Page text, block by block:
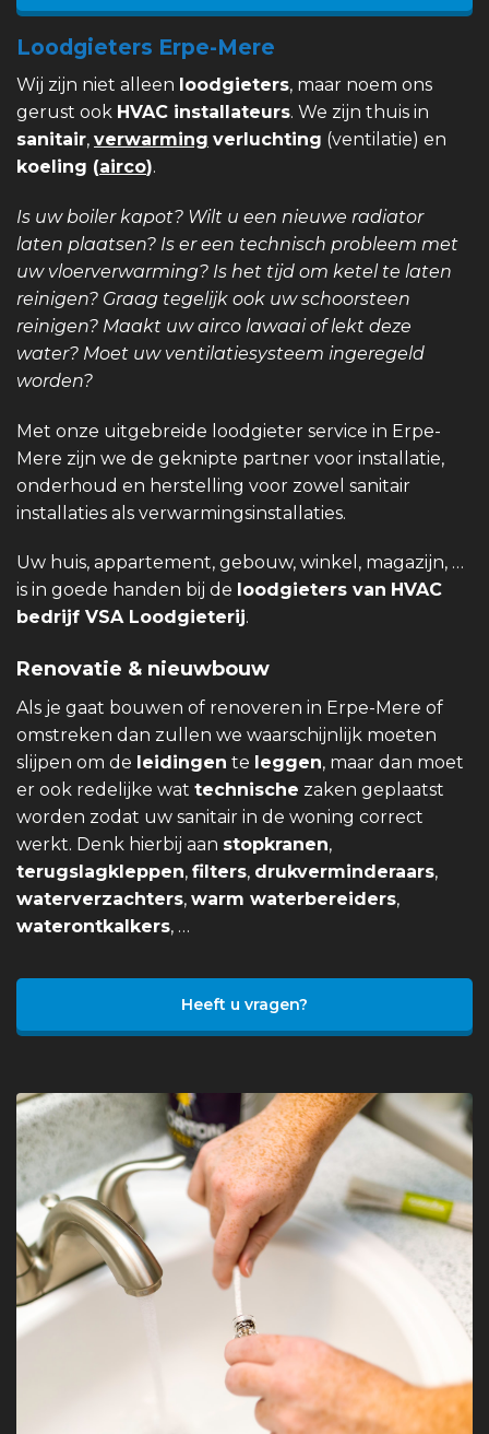
Loodgieters Erpe-Mere
Wij zijn niet alleen loodgieters, maar noem ons
gerust ook HVAC installateurs. We zijn thuis in
sanitair, verwarming verluchting (ventilatie) en
koeling (airco).
Is uw boiler kapot? Wilt u een nieuwe radiator
laten plaatsen? Is er een technisch probleem met
uw vloerverwarming? Is het tijd om ketel te laten
reinigen? Graag tegelijk ook uw schoorsteen
reinigen? Maakt uw airco lawaai of lekt deze
water? Moet uw ventilatiesysteem ingeregeld
worden?
Met onze uitgebreide loodgieter service in Erpe-
Mere zijn we de geknipte partner voor installatie,
onderhoud en herstelling voor zowel sanitair
installaties als verwarmingsinstallaties.
Uw huis, appartement, gebouw, winkel, magazijn, …
is in goede handen bij de loodgieters van HVAC
bedrijf VSA Loodgieterij.
Renovatie & nieuwbouw
Als je gaat bouwen of renoveren in Erpe-Mere of
omstreken dan zullen we waarschijnlijk moeten
slijpen om de leidingen te leggen, maar dan moet
er ook redelijke wat technische zaken geplaatst
worden zodat uw sanitair in de woning correct
werkt. Denk hierbij aan stopkranen,
terugslagkleppen, filters, drukverminderaars,
waterverzachters, warm waterbereiders,
waterontkalkers, …
Heeft u vragen?